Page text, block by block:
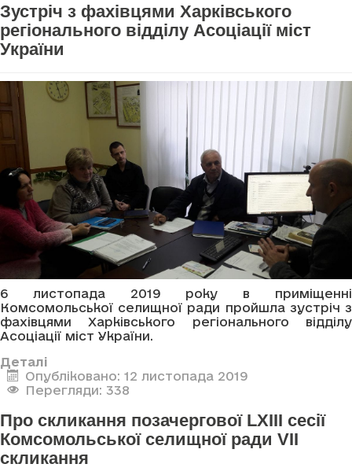
Зустріч з фахівцями Харківського
регіонального відділу Асоціації міст
України
6 листопада 2019 року в приміщенні
Комсомольської селищної ради пройшла зустріч з
фахівцями Харківського регіонального відділу
Асоціації міст України.
Деталі
Опубліковано: 12 листопада 2019
Перегляди: 338
Про скликання позачергової LXIII сесії
Комсомольської селищної ради VII
скликання